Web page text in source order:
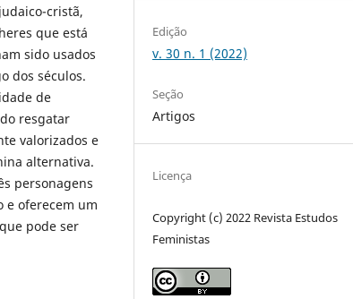
cristã,
que está
sido usados
dos séculos.
de
resgatar
valorizados e
alternativa.
personagens
e oferecem um
pode ser
Edição
v. 30 n. 1 (2022)
Seção
Artigos
Licença
Copyright (c) 2022 Revista Estudos
Feministas